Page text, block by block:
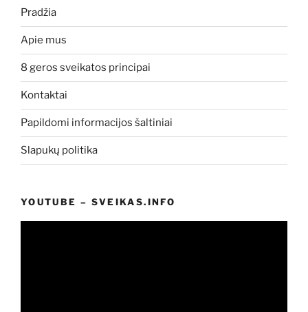
Pradžia
Apie mus
8 geros sveikatos principai
Kontaktai
Papildomi informacijos šaltiniai
Slapukų politika
YOUTUBE – SVEIKAS.INFO